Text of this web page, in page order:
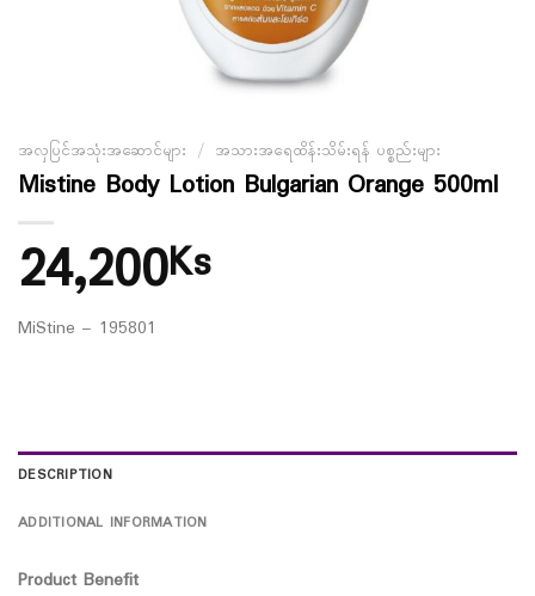
အလှပြင်အသုံးအဆောင်များ / အသားအရေထိန်းသိမ်းရန် ပစ္စည်းများ
Mistine Body Lotion Bulgarian Orange 500ml
24,200Ks
MiStine – 195801
DESCRIPTION
ADDITIONAL INFORMATION
Product Benefit